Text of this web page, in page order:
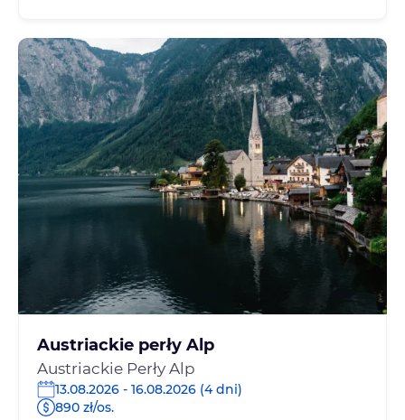
Austriackie perły Alp
Austriackie Perły Alp
13.08.2026 - 16.08.2026 (4 dni)
890 zł/os.